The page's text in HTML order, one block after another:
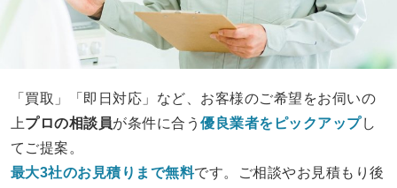
「買取」「即日対応」など、お客様のご希望をお伺いの
上プロの相談員が条件に合う優良業者をピックアップし
てご提案。
最大3社のお見積りまで無料です。ご相談やお見積もり後